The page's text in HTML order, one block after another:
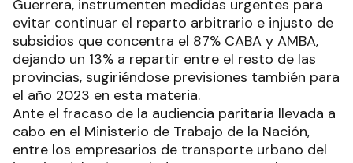
Guerrera, instrumenten medidas urgentes para
evitar continuar el reparto arbitrario e injusto de
subsidios que concentra el 87% CABA y AMBA,
dejando un 13% a repartir entre el resto de las
provincias, sugiriéndose previsiones también para
el año 2023 en esta materia.
Ante el fracaso de la audiencia paritaria llevada a
cabo en el Ministerio de Trabajo de la Nación,
entre los empresarios de transporte urbano del